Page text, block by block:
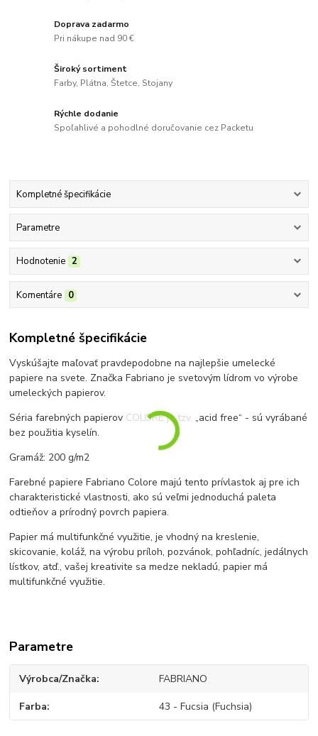
Doprava zadarmo
Pri nákupe nad 90 €
Široký sortiment
Farby, Plátna, Štetce, Stojany
Rýchle dodanie
Spoľahlivé a pohodlné doručovanie cez Packetu
Kompletné špecifikácie
Parametre
Hodnotenie 2
Komentáre 0
Kompletné špecifikácie
Vyskúšajte maľovať pravdepodobne na najlepšie umelecké
papiere na svete. Značka Fabriano je svetovým lídrom vo výrobe
umeleckých papierov.
Séria farebných papierov COLORE je tzv. „acid free“ - sú vyrábané
bez použitia kyselín.
Gramáž: 200 g/m2
Farebné papiere Fabriano Colore majú tento prívlastok aj pre ich
charakteristické vlastnosti, ako sú veľmi jednoduchá paleta
odtieňov a prírodný povrch papiera.
Papier má multifunkčné využitie, je vhodný na kreslenie,
skicovanie, koláž, na výrobu príloh, pozvánok, pohľadníc, jedálnych
lístkov, atď., vašej kreativite sa medze nekladú, papier má
multifunkčné využitie.
Parametre
Výrobca/Značka FABRIANO
Farba 43 - Fucsia (Fuchsia)